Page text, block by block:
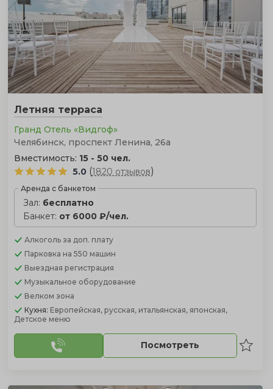
Летняя терраса
Гранд Отель «Видгоф»
Челябинск, проспект Ленина, 26а
Вместимость: 15 - 50 чел.
5.0 (1820 отзывов)
Аренда с банкетом
Зал: бесплатно
Банкет: от 6000 ₽/чел.
Алкоголь за доп. плату
Парковка на 550 машин
Выездная регистрация
Музыкальное оборудование
Велком зона
Кухня: Европейская, русская, итальянская, японская,
Детское меню
Посмотреть